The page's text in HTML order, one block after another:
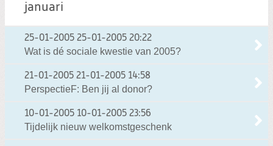
januari
25-01-2005 25-01-2005 20:22
Wat is dé sociale kwestie van 2005?
21-01-2005 21-01-2005 14:58
PerspectieF: Ben jij al donor?
10-01-2005 10-01-2005 23:56
Tijdelijk nieuw welkomstgeschenk